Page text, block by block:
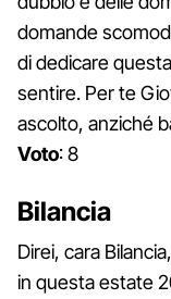
domande
di dedicare
sentire. Per te
ascolto, anziché
Voto: 8
Bilancia
Direi, cara
in questa estate